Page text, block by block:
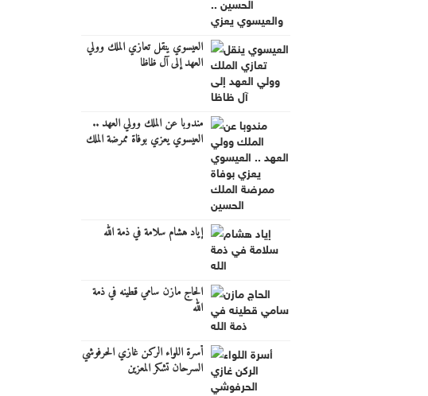
العيسوي ينقل تعازي الملك وولي
العهد إلى آل ظاظا
مندوبا عن الملك وولي العهد ..
العيسوي يعزي بوفاة ممرضة الملك
إياد هشام سلامة في ذمة الله
الحاج مازن سامي قطينه في ذمة
الله
أسرة اللواء الركن غازي الحرفوشي
السرحان تشكر المعزين